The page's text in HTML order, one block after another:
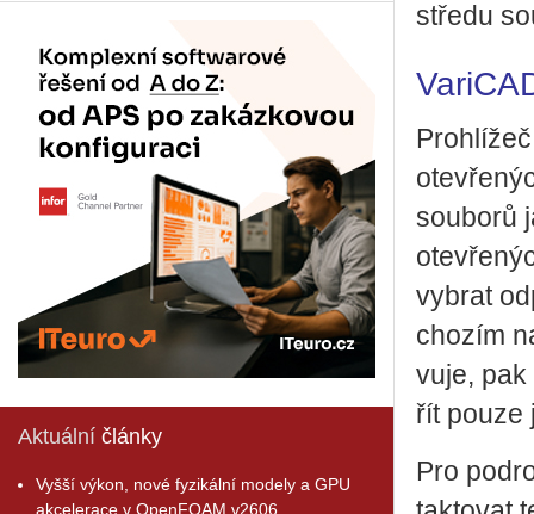
Aktuální články
Vyšší výkon, nové fyzikální modely a GPU
akcelerace v OpenFOAM v2606
stře­du
sou­bo­rů
vy­brat
cho­zím
vu­je,
řít pouze
Pro